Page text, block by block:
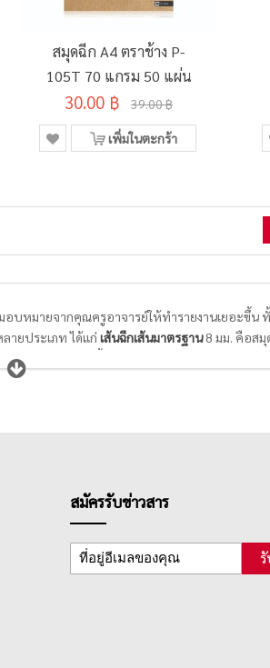
สมุดฉีก A4 ตราช้าง P-
105T 70 แกรม 50 แผ่น
30.00 ฿ 39.00 ฿
เพิ่มในตะกร้า
อบหมายจากคุณครูอาจารย์ให้ทำรายงานเยอะขึ้น
ายประเภท ได้แก่ เส้นฉีกเส้นมาตรฐาน8 มม. คือสมุ
ยนสามารถเลือกซื้อได้ตามความเหมาะสม นอกจาก
นผังต่างๆให้ได้ตามโจทย์คณิตศาสตร์ ชีวิตการเรีย
สมัครรับข่าวสาร